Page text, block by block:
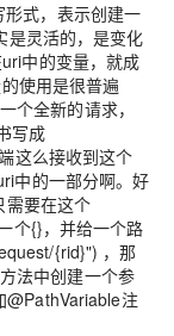
式，表示创建一
是灵活的，是变化
中的变量，就成
使用是很普遍
个全新的请求，
写成
这么接收到这个
中的一部分啊。好
需要在这个
个{}，并给一个路
{rid}") ，那
法中创建一个参
注